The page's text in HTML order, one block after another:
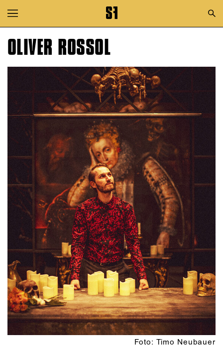
Zur Hauptnavigation springen
Zum Hauptinhalt springen
OLIVER ROSSOL
Foto: Timo Neubauer